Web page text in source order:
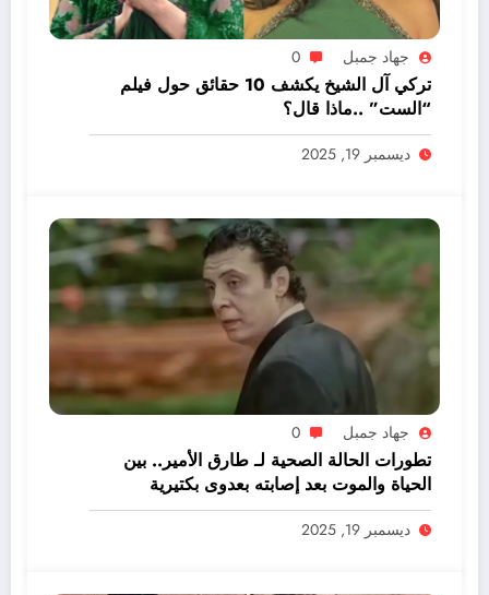
جهاد جمبل 0
تركي آل الشيخ يكشف 10 حقائق حول فيلم
“الست” ..ماذا قال؟
ديسمبر 19, 2025
جهاد جمبل 0
تطورات الحالة الصحية لـ طارق الأمير.. بين
الحياة والموت بعد إصابته بعدوى بكتيرية
ديسمبر 19, 2025